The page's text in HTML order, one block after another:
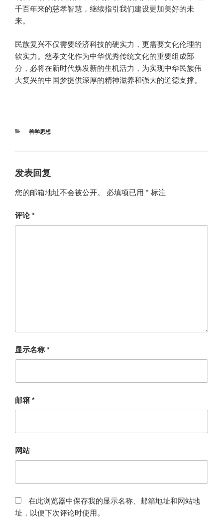
千百年来的慈孝智慧，继续指引我们建设更加美好的未
来。
民族复兴不仅需要经济科技的硬实力，更需要文化伦理的
软实力。慈孝文化作为中华优秀传统文化的重要组成部
分，必将在新时代焕发新的生机活力，为实现中华民族伟
大复兴的中国梦提供深厚的精神滋养和强大的道德支撑。
分
善学思想
发表回复
您的邮箱地址不会被公开。 必填项已用 * 标注
评论*
显示名称*
邮箱*
网站
在此浏览器中保存我的显示名称、邮箱地址和网站地
址，以便下次评论时使用。